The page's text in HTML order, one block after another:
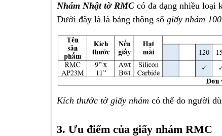
Nhám Nhật tờ RMC có đa dạng nhiều loại
Dưới đây là là bảng thông số giấy nhám
Kích thước tờ giấy nhám có thể do người
3. Ưu điểm của giấy nhám RMC